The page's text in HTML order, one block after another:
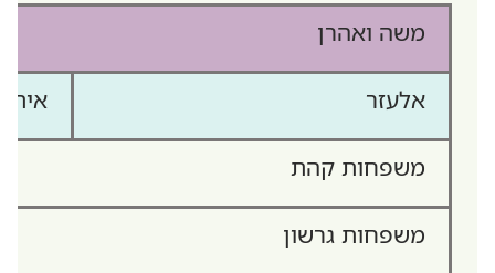
משה ואהרן
אלעזר
משפחות קהת
משפחות גרשון